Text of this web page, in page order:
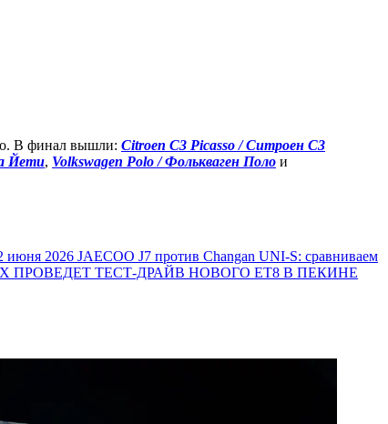
В финал вышли: Citroen C3 Picasso / Ситроен C3
Йети, Volkswagen Polo / Фолькваген Поло и
июня 2026 JAECOO J7 против Changan UNI-S: сравниваем
ПРОВЕДЕТ ТЕСТ-ДРАЙВ НОВОГО ET8 В ПЕКИНЕ